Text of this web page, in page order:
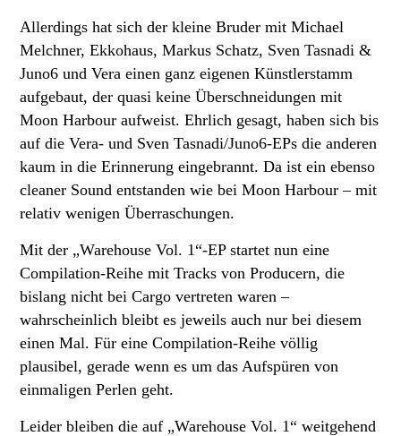
Allerdings hat sich der kleine Bruder mit Michael
Melchner, Ekkohaus, Markus Schatz, Sven Tasnadi &
Juno6 und Vera einen ganz eigenen Künstlerstamm
aufgebaut, der quasi keine Überschneidungen mit
Moon Harbour aufweist. Ehrlich gesagt, haben sich bis
auf die Vera- und Sven Tasnadi/Juno6-EPs die anderen
kaum in die Erinnerung eingebrannt. Da ist ein ebenso
cleaner Sound entstanden wie bei Moon Harbour – mit
relativ wenigen Überraschungen.
Mit der „Warehouse Vol. 1“-EP startet nun eine
Compilation-Reihe mit Tracks von Producern, die
bislang nicht bei Cargo vertreten waren –
wahrscheinlich bleibt es jeweils auch nur bei diesem
einen Mal. Für eine Compilation-Reihe völlig
plausibel, gerade wenn es um das Aufspüren von
einmaligen Perlen geht.
Leider bleiben die auf „Warehouse Vol. 1“ weitgehend